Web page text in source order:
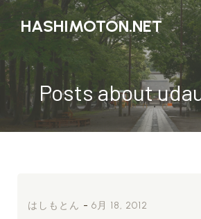
HASHIMOTON.NET
Posts about
はしもとん - 6月 18, 2012